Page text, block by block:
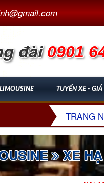
đài 0901
TUYẾN XE - GIÁ
TRANG
XE